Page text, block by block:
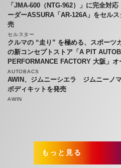
「JMA-600（NTG-962）」に完全対
ーダーASSURA「AR-126A」をセル
売
セルスター
クルマの “走り” を極める、スポーツ
の新コンセプトストア「A PIT
PERFORMANCE FACTORY 大阪」オ
AUTOBACS
AWIN、ジムニーシエラ ジムニーノ
ボディキットを発売
AWIN
もっと見る